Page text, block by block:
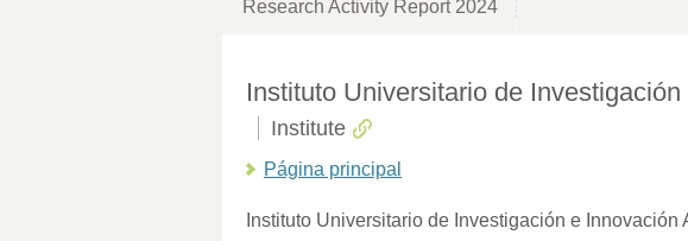
Research Activity Report 2024
Instituto Universitario de
Institute
Página principal
Instituto Universitario de Investigación e Innovación